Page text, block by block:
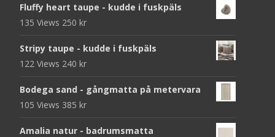
Fluffy heart taupe - kudde i fuskpäls
135 Views 250 kr
Stripy taupe - kudde i fuskpäls
122 Views 240 kr
Bodega sand - gångmatta på metervara
105 Views 385 kr
Amalia natur - badrumsmatta